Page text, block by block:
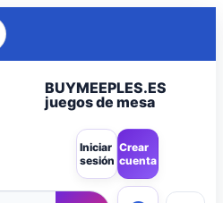
BUYMEEPLES.ES
juegos de mesa
Iniciar
sesión
Crear
cuenta